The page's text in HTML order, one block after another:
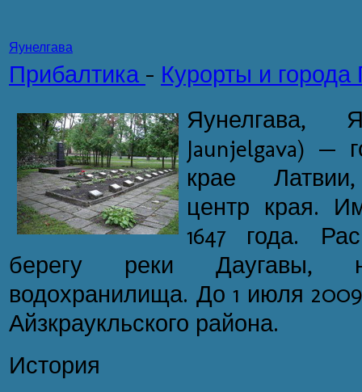
Яунелгава
Прибалтика - Курорты и города
Яунелгава,
Jaunjelgava) —
крае
центр края.
1647 года.
берегу реки Даугавы,
водохранилища. До 1 июля
Айзкраукльского района.
История